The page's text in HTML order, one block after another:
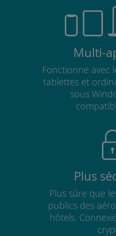
Multi-
Fonctionne avec
tablettes et
sous
Plus
Plus sûre que
publics des
hôtels.